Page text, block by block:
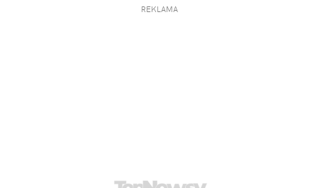
REKLAMA